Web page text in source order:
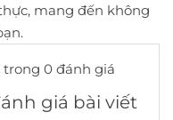
mang đến không
trong 0 đánh giá
giá bài viết